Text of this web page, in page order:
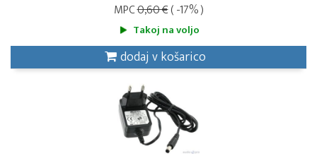
MPC0,60 €( -17% )
Takoj na voljo
dodaj v košarico